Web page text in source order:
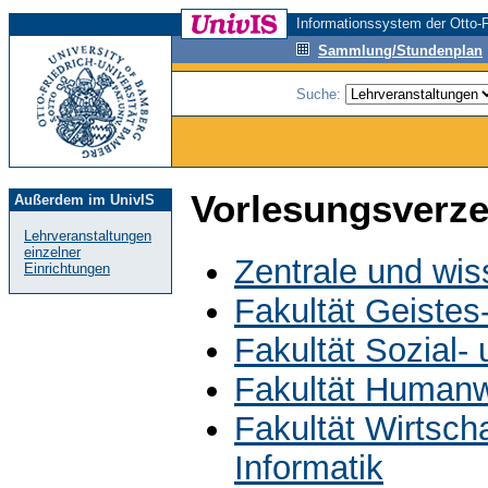
Informationssystem der
Sammlung/Stundenplan
Suche:
Außerdem im UnivIS
Lehrveranstaltungen
einzelner
Einrichtungen
Zentrale und
Fakultät
Fakultät Sozial-
Fakultät
Fakultät
Informatik